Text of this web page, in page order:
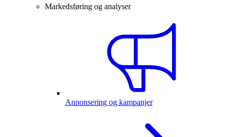
Markedsføring og analyser
Annonsering og kampanjer